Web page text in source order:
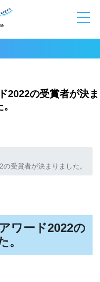
2022の受賞者が決ま
受賞者が決まりました。
ワード2022の
。